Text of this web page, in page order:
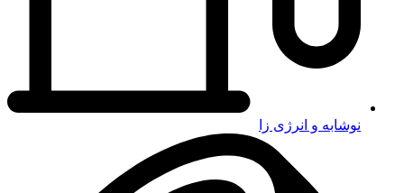
نوشابه و انرژی زا